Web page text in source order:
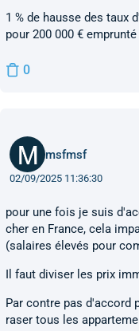
1 % de hausse des taux
pour 200 000 €
0
msfmsf
02/09/2025 11:36:30
pour une fois je suis
cher en France, cela
(salaires élevés pour
Il faut diviser les prix
Par contre pas d'accord
raser tous les